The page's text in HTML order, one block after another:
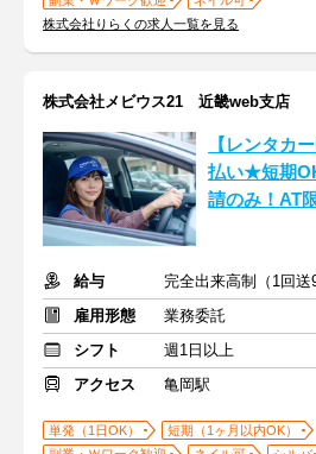
株式会社りらくの求人一覧を見る
株式会社メビウス21 近畿web支店
【レンタカ
払い★短期
請のみ！AT
給与
雇用形態
業務委託
シフト
週1日以上
アクセス
亀岡駅
単発（1日OK）
短期（1ヶ月以内OK）